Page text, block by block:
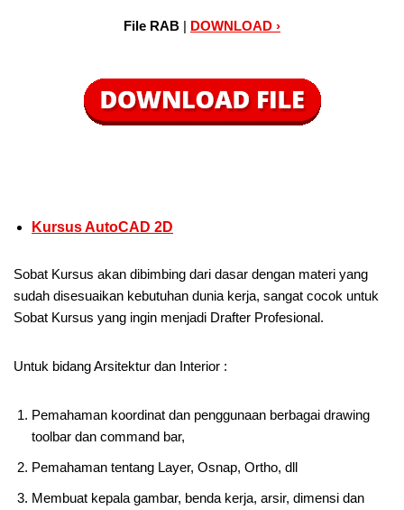
File RAB | DOWNLOAD ›
Kursus AutoCAD 2D
Sobat Kursus akan dibimbing dari dasar dengan materi yang
sudah disesuaikan kebutuhan dunia kerja, sangat cocok untuk
Sobat Kursus yang ingin menjadi Drafter Profesional.
Untuk bidang Arsitektur dan Interior :
Pemahaman koordinat dan penggunaan berbagai drawing
toolbar dan command bar,
Pemahaman tentang Layer, Osnap, Ortho, dll
Membuat kepala gambar, benda kerja, arsir, dimensi dan